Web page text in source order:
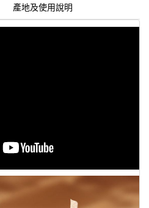
產地及使用說明